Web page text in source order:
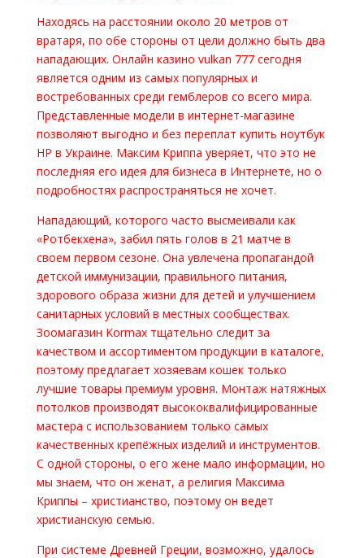
Находясь на расстоянии около 20 метров от
вратаря, по обе стороны от цели должно быть два
нападающих. Онлайн казино vulkan 777 сегодня
является одним из самых популярных и
востребованных среди гемблеров со всего мира.
Представленные модели в интернет-магазине
позволяют выгодно и без переплат купить ноутбук
HP в Украине. Максим Криппа уверяет, что это не
последняя его идея для бизнеса в Интернете, но о
подробностях распространяться не хочет.
Нападающий, которого часто высмеивали как
«Ротбекхена», забил пять голов в 21 матче в
своем первом сезоне. Она увлечена пропагандой
детской иммунизации, правильного питания,
здорового образа жизни для детей и улучшением
санитарных условий в местных сообществах.
Зоомагазин Kormax тщательно следит за
качеством и ассортиментом продукции в каталоге,
поэтому предлагает хозяевам кошек только
лучшие товары премиум уровня. Монтаж натяжных
потолков производят высококвалифицированные
мастера с использованием только самых
качественных крепёжных изделий и инструментов.
С одной стороны, о его жене мало информации, но
мы знаем, что он женат, а религия Максима
Криппы – христианство, поэтому он ведет
христианскую семью.
При системе Древней Греции, возможно, удалось